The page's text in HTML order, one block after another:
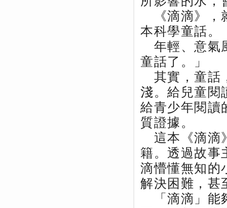
《滴滴》，
本科學童話。
年輕、意氣
童話了。」
其實，童話
淺。給兒童閱
給青少年閱讀
質證據。
這本《滴滴
籍。透過故事
滴懵懂無知的
解決困難，甚
「滴滴」能